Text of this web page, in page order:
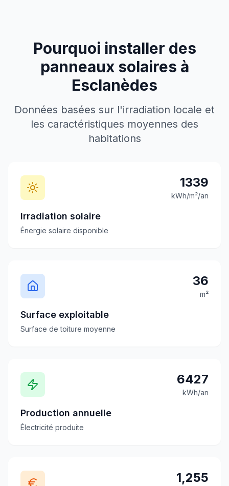
Pourquoi installer des
panneaux solaires à
Esclanèdes
Données basées sur l'irradiation locale et
les caractéristiques moyennes des
habitations
1339
kWh/m²/an
Irradiation solaire
Énergie solaire disponible
36
m²
Surface exploitable
Surface de toiture moyenne
6427
kWh/an
Production annuelle
Électricité produite
1,255